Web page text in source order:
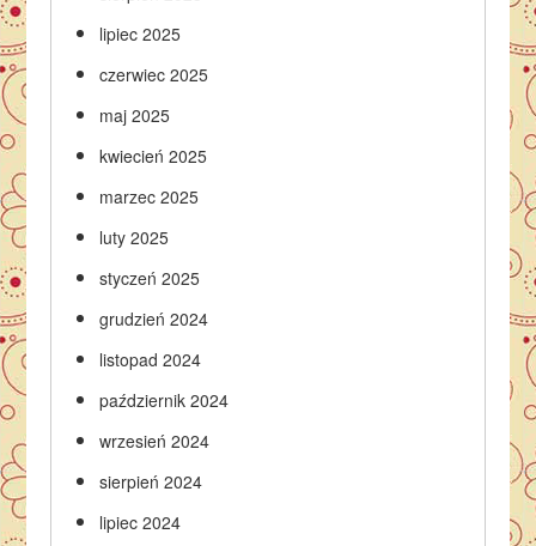
lipiec 2025
czerwiec 2025
maj 2025
kwiecień 2025
marzec 2025
luty 2025
styczeń 2025
grudzień 2024
listopad 2024
październik 2024
wrzesień 2024
sierpień 2024
lipiec 2024